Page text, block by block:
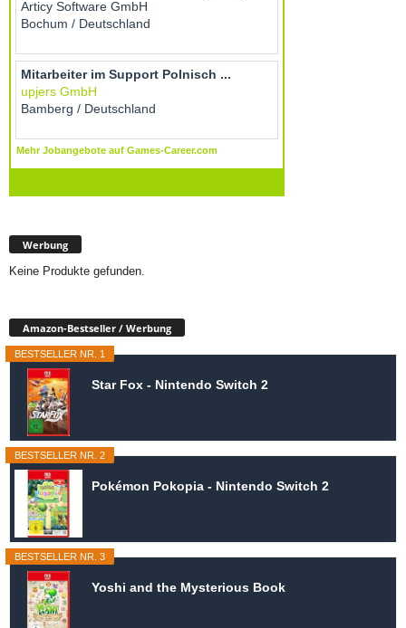
Werbung
Keine Produkte gefunden.
Amazon-Bestseller / Werbung
BESTSELLER NR. 1
Star Fox - Nintendo Switch 2
BESTSELLER NR. 2
Pokémon Pokopia - Nintendo Switch 2
BESTSELLER NR. 3
Yoshi and the Mysterious Book